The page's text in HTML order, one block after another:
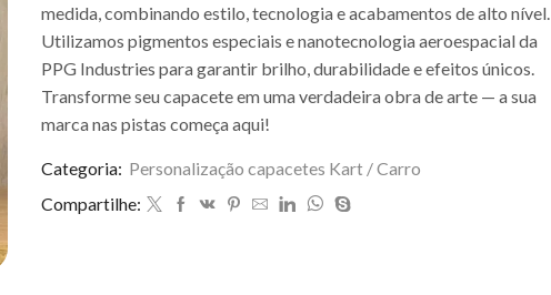
medida, combinando estilo, tecnologia e acabamentos de alto nível.
Utilizamos pigmentos especiais e nanotecnologia aeroespacial da
PPG Industries para garantir brilho, durabilidade e efeitos únicos.
Transforme seu capacete em uma verdadeira obra de arte — a sua
marca nas pistas começa aqui!
Categoria: Personalização capacetes Kart / Carro
Compartilhe: